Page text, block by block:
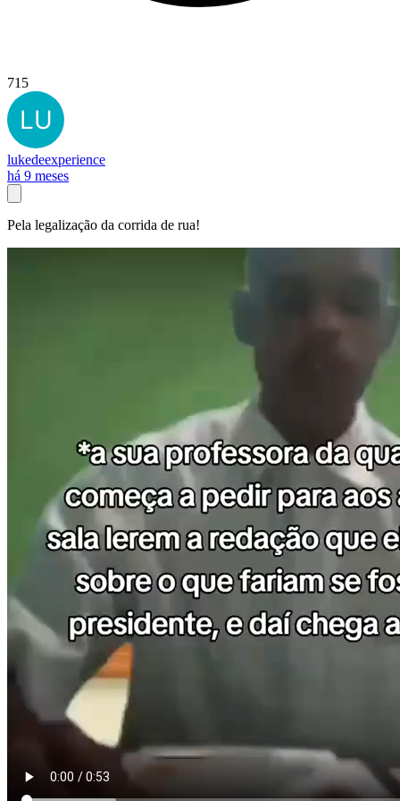
715
lukedeexperience
há 9 meses
Pela legalização da corrida de rua!